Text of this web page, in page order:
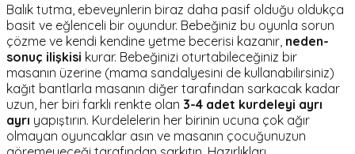
Balık tutma, ebeveynlerin biraz daha pasif olduğu oldukça
basit ve eğlenceli bir oyundur. Bebeğiniz bu oyunla sorun
çözme ve kendi kendine yetme becerisi kazanır, neden-
sonuç ilişkisi kurar. Bebeğinizi oturtabileceğiniz bir
masanın üzerine (mama sandalyesini de kullanabilirsiniz)
kağıt bantlarla masanın diğer tarafından sarkacak kadar
uzun, her biri farklı renkte olan 3-4 adet kurdeleyi ayrı
ayrı yapıştırın. Kurdelelerin her birinin ucuna çok ağır
olmayan oyuncaklar asın ve masanın çocuğunuzun